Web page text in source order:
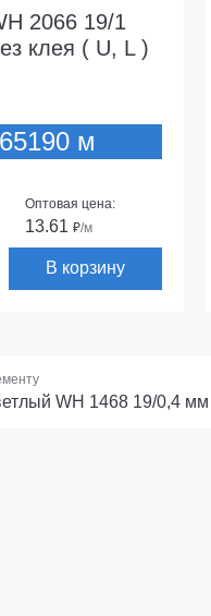
2066 19/1
клея ( U, L )
м
Оптовая цена:
13.61₽/м
В корзину
WH 1468 19/0,4